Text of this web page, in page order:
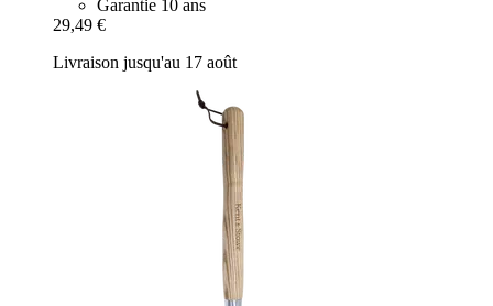
Garantie 10 ans
29,49 €
Livraison jusqu'au 17 août